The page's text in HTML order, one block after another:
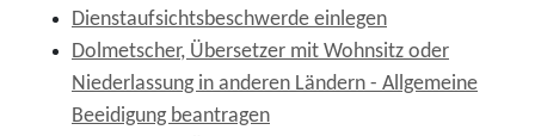
Dienstaufsichtsbeschwerde einlegen
Dolmetscher, Übersetzer mit Wohnsitz oder
Niederlassung in anderen Ländern - Allgemeine
Beeidigung beantragen